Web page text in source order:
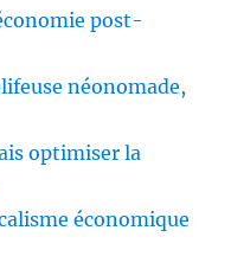
post-
néonomade,
optimiser la
économique